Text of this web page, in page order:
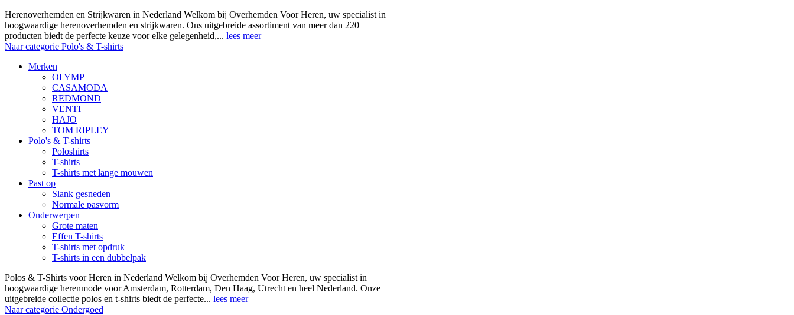
Herenoverhemden en Strijkwaren in Nederland Welkom bij Overhemden Voor Heren, uw specialist in
hoogwaardige herenoverhemden en strijkwaren. Ons uitgebreide assortiment van meer dan 220
producten biedt de perfecte keuze voor elke gelegenheid,... lees meer
Naar categorie Polo's & T-shirts
Merken
OLYMP
CASAMODA
REDMOND
VENTI
HAJO
TOM RIPLEY
Polo's & T-shirts
Poloshirts
T-shirts
T-shirts met lange mouwen
Past op
Slank gesneden
Normale pasvorm
Onderwerpen
Grote maten
Effen T-shirts
T-shirts met opdruk
T-shirts in een dubbelpak
Polos & T-Shirts voor Heren in Nederland Welkom bij Overhemden Voor Heren, uw specialist in
hoogwaardige herenmode voor Amsterdam, Rotterdam, Den Haag, Utrecht en heel Nederland. Onze
uitgebreide collectie polos en t-shirts biedt de perfecte... lees meer
Naar categorie Ondergoed